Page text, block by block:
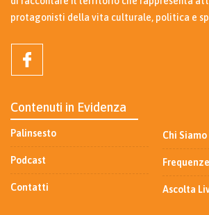
protagonisti della vita culturale, politica e
Contenuti in Evidenza
Palinsesto
Podcast
Contatti
Chi Siamo
Frequenze
Ascolta